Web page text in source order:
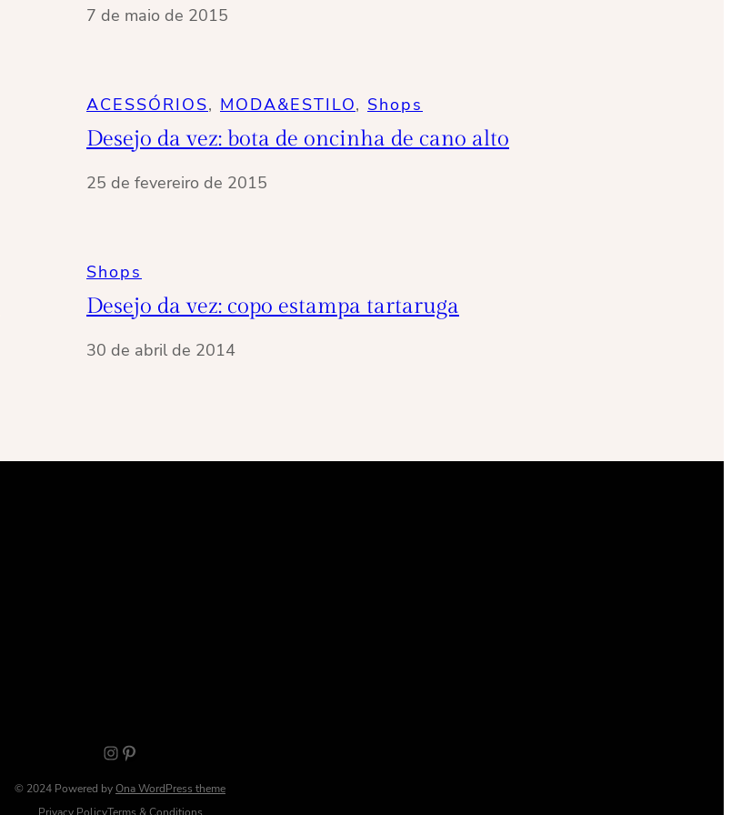
7 de maio de 2015
ACESSÓRIOS, MODA&ESTILO, Shops
Desejo da vez: bota de oncinha de cano alto
25 de fevereiro de 2015
Shops
Desejo da vez: copo estampa tartaruga
30 de abril de 2014
Instagram Pinterest
© 2024 Powered byOna WordPress theme
Privacy PolicyTerms & Conditions